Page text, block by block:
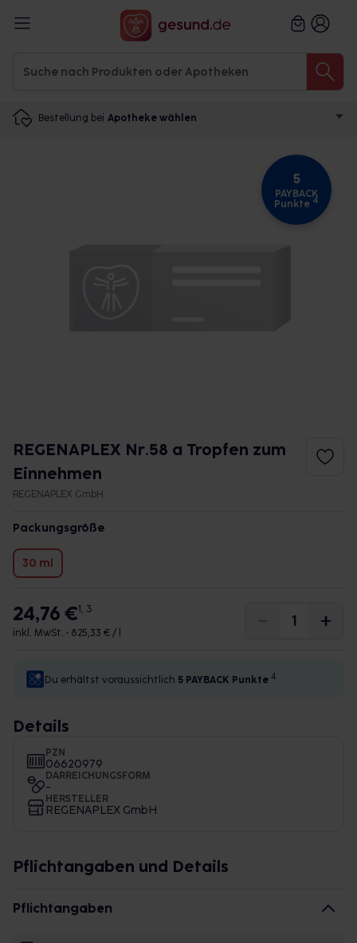
Bestellung bei Apotheke wählen
5
PAYBACK
Punkte 4
REGENAPLEX Nr.58 a Tropfen zum
Einnehmen
REGENAPLEX GmbH
Packungsgröße
30 ml
24,76 €1, 3
inkl. MwSt. • 825,33 € / l
Du erhältst voraussichtlich 5 PAYBACK Punkte 4
Details
PZN
06620979
DARREICHUNGSFORM
-
HERSTELLER
REGENAPLEX GmbH
Pflichtangaben und Details
Pflichtangaben